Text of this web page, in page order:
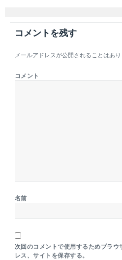
コメントを残す
メールアドレスが公開されることはあり
コメント
名前
次回のコメントで使用するためブラウ
レス、サイトを保存する。